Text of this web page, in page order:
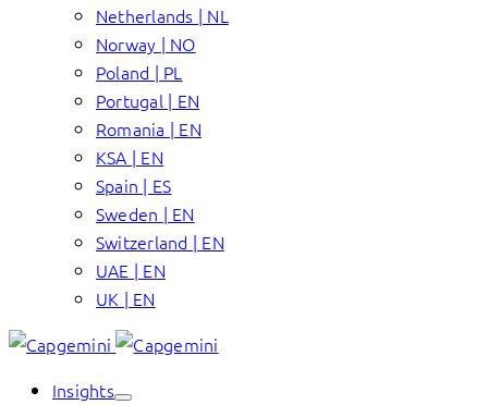
Netherlands | NL
Norway | NO
Poland | PL
Portugal | EN
Romania | EN
KSA | EN
Spain | ES
Sweden | EN
Switzerland | EN
UAE | EN
UK | EN
Insights